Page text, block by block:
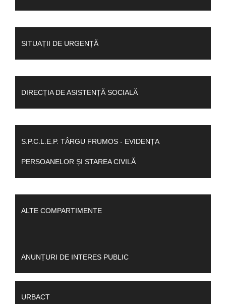
SITUAȚII DE URGENȚĂ
DIRECȚIA DE ASISTENȚĂ SOCIALĂ
S.P.C.L.E.P. TÂRGU FRUMOS - EVIDENȚA
PERSOANELOR ȘI STAREA CIVILĂ
ALTE COMPARTIMENTE
ANUNȚURI DE INTERES PUBLIC
URBACT